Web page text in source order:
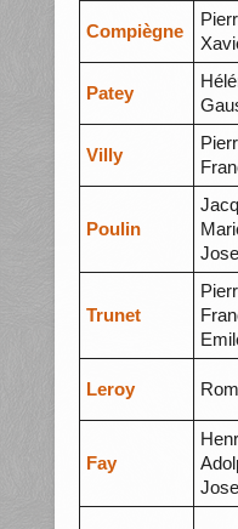
Compiègne
Patey
Villy
Poulin
Trunet
Leroy
Fay